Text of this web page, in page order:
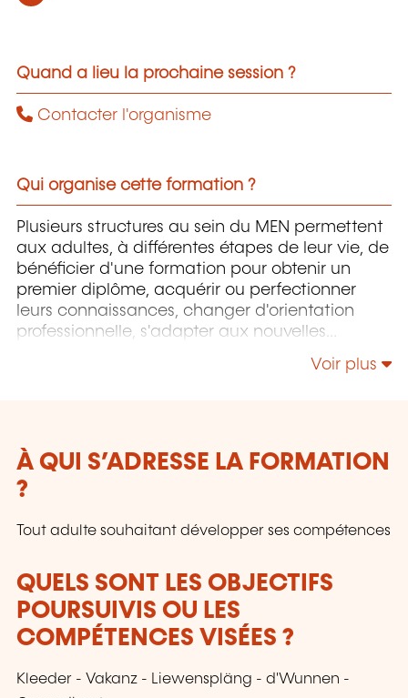
Quand a lieu la prochaine session ?
Contacter l'organisme
Qui organise cette formation ?
Plusieurs structures au sein du MEN permettent
aux adultes, à différentes étapes de leur vie, de
bénéficier d'une formation pour obtenir un
premier diplôme, acquérir ou perfectionner
leurs connaissances, changer d'orientation
professionnelle, s'adapter aux nouvelles
technologies, enrichir leur culture personnelle...
Voir plus
À QUI S’ADRESSE LA FORMATION
?
Tout adulte souhaitant développer ses compétences
QUELS SONT LES OBJECTIFS
POURSUIVIS OU LES
COMPÉTENCES VISÉES ?
Kleeder - Vakanz - Liewenspläng - d'Wunnen -